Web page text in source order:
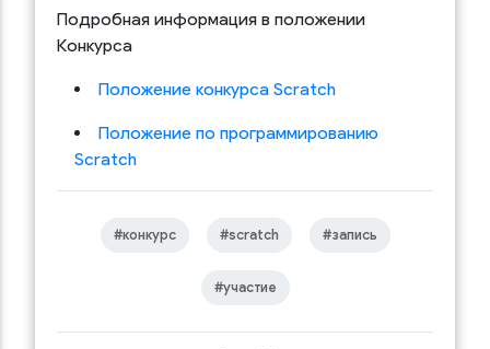
Подробная информация в положении
Конкурса
Положение конкурса Scratch
Положение по программированию
Scratch
#конкурс #scratch #запись
#участие